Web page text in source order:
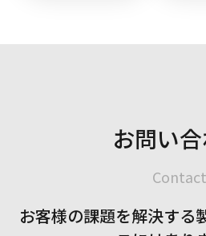
お問い
Contact
お客様の課題を解決する